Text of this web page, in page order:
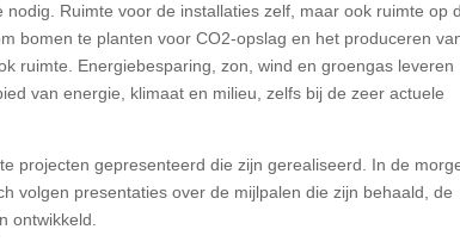
Ruimte voor de installaties zelf, maar ook ruimte op
bomen te planten voor CO2-opslag en het produceren
ruimte. Energiebesparing, zon, wind en groengas leveren
van energie, klimaat en milieu, zelfs bij de zeer actuele
projecten gepresenteerd die zijn gerealiseerd. In de
volgen presentaties over de mijlpalen die zijn behaald, de
ontwikkeld.